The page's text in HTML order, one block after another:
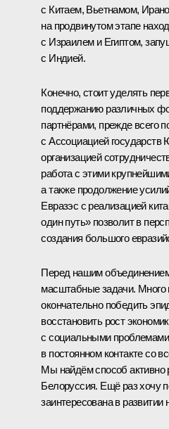
с Китаем, Вьетнамом,
на продвинутом этапе
с Израилем и Египтом,
с Индией.
Конечно, стоит уделять
поддержанию различных
партнёрами, прежде всего
с Ассоциацией государств
организацией
работа с этими
а также продолжение
Евразэс с реализацией
один путь» позволит в
создания большого
Перед нашим
масштабные задачи. Много
окончательно победить
восстановить рост
с социальными
в постоянном контакте со
Мы найдём способ активно
Белоруссия. Ещё раз хочу
заинтересована в